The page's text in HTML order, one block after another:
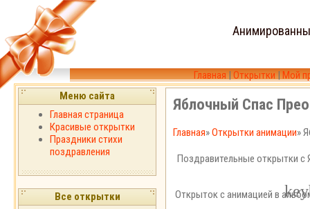
Главная|Открытки|Мой
Меню сайта
Главная страница
Красивые открытки
Праздники стихи
поздравления
Все открытки
Яблочный Спас
Главная»Открытки анимации»
Поздравительные открытки
Открыток с анимацией в